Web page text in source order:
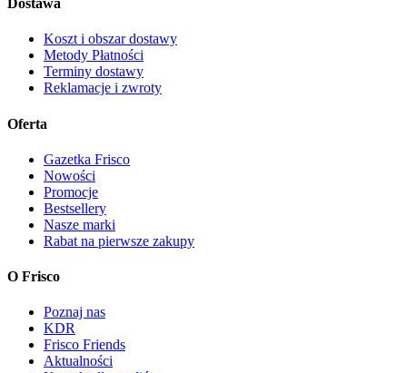
Dostawa
Koszt i obszar dostawy
Metody Płatności
Terminy dostawy
Reklamacje i zwroty
Oferta
Gazetka Frisco
Nowości
Promocje
Bestsellery
Nasze marki
Rabat na pierwsze zakupy
O Frisco
Poznaj nas
KDR
Frisco Friends
Aktualności